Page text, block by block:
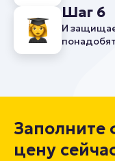
Шаг 6
И
Заполните
цену